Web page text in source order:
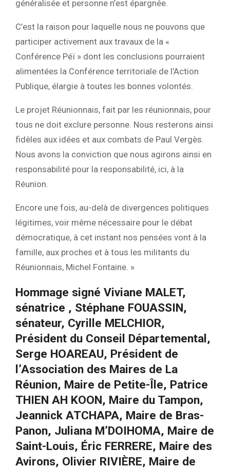
généralisée et personne n’est épargnée.
C’est la raison pour laquelle nous ne pouvons que
participer activement aux travaux de la «
Conférence Péï » dont les conclusions pourraient
alimentées la Conférence territoriale de l’Action
Publique, élargie à toutes les bonnes volontés.
Le projet Réunionnais, fait par les réunionnais, pour
tous ne doit exclure personne. Nous resterons ainsi
fidèles aux idées et aux combats de Paul Vergès.
Nous avons la conviction que nous agirons ainsi en
responsabilité pour la responsabilité, ici, à la
Réunion.
Encore une fois, au-delà de divergences politiques
légitimes, voir même nécessaire pour le débat
démocratique, à cet instant nos pensées vont à la
famille, aux proches et à tous les militants du
Réunionnais, Michel Fontaine. »
Hommage signé Viviane MALET,
sénatrice , Stéphane FOUASSIN,
sénateur, Cyrille MELCHIOR,
Président du Conseil Départemental,
Serge HOAREAU, Président de
l’Association des Maires de La
Réunion, Maire de Petite-Île, Patrice
THIEN AH KOON, Maire du Tampon,
Jeannick ATCHAPA, Maire de Bras-
Panon, Juliana M’DOIHOMA, Maire de
Saint-Louis, Éric FERRERE, Maire des
Avirons, Olivier RIVIÈRE, Maire de